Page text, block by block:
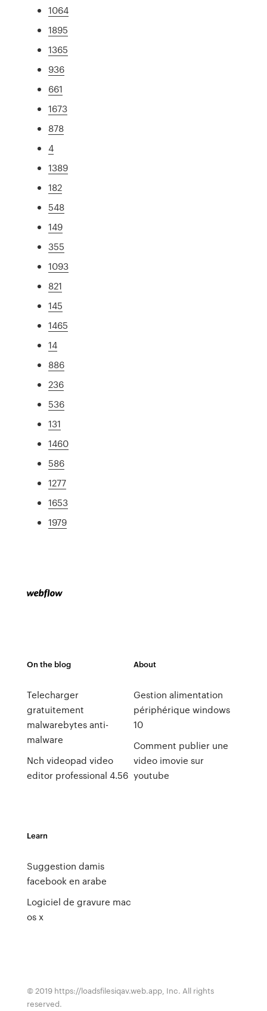
1064
1895
1365
936
661
1673
878
4
1389
182
548
149
355
1093
821
145
1465
14
886
236
536
131
1460
586
1277
1653
1979
On the blog
Telecharger
gratuitement
malwarebytes anti-
malware
Nch videopad video
editor professional 4.56
About
Gestion alimentation
périphérique windows
10
Comment publier une
video imovie sur
youtube
Learn
Suggestion damis
facebook en arabe
Logiciel de gravure mac
os x
© 2019 https://loadsfilesiqav.web.app, Inc. All rights
reserved.